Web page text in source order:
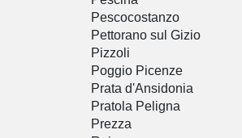
Pescocostanzo
Pettorano sul Gizio
Pizzoli
Poggio Picenze
Prata d'Ansidonia
Pratola Peligna
Prezza